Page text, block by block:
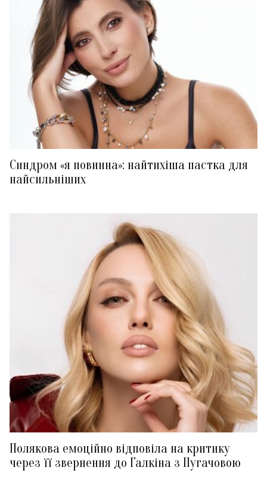
Синдром «я повинна»: найтихіша пастка для
найсильніших
Полякова емоційно відповіла на критику
через її звернення до Галкіна з Пугачовою